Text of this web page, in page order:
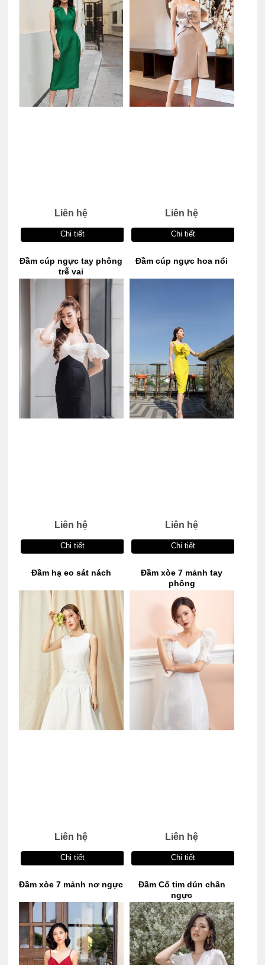
Liên hệ
Chi tiết
Liên hệ
Chi tiết
Đầm cúp ngực tay phông
trễ vai
Liên hệ
Chi tiết
Đầm cúp ngực hoa nổi
Liên hệ
Chi tiết
Đầm hạ eo sát nách
Liên hệ
Chi tiết
Đầm xòe 7 mảnh tay
phông
Liên hệ
Chi tiết
Đầm xòe 7 mảnh nơ ngực
Đầm Cổ tim dún chân
ngực